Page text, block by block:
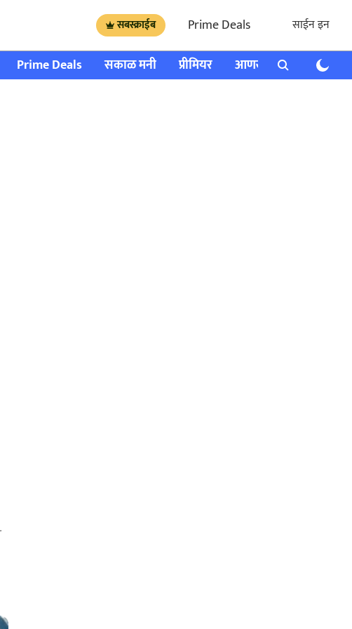
सबस्क्राईब Prime Deals साईन इन
Prime Deals सकाळ मनी प्रीमियर आणखी राशी भविष्य